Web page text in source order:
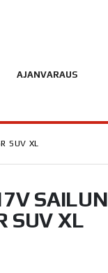
AJANVARAUS
SUV XL
SAILUN
SUV XL